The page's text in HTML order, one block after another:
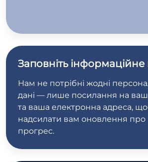
Заповніть
Нам не потрібні жодні
дані — лише посилання на ваш
та ваша електронна адреса,
надсилати вам оновлення про
прогрес.